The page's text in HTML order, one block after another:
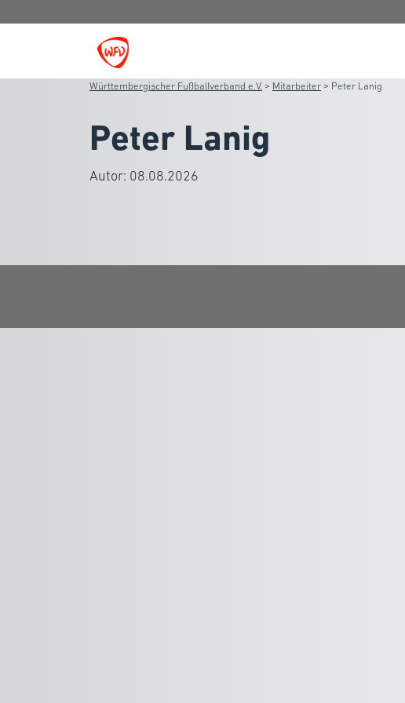
Württembergischer Fußballverband e.V. > Mitarbeiter > Peter Lanig
Peter Lanig
Autor: 08.08.2026